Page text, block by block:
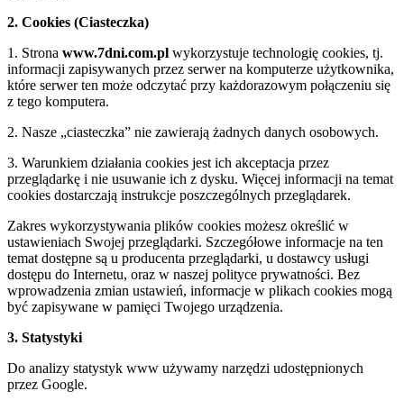
2. Cookies (Ciasteczka)
1. Strona www.7dni.com.pl wykorzystuje technologię cookies, tj.
informacji zapisywanych przez serwer na komputerze użytkownika,
które serwer ten może odczytać przy każdorazowym połączeniu się
z tego komputera.
2. Nasze „ciasteczka” nie zawierają żadnych danych osobowych.
3. Warunkiem działania cookies jest ich akceptacja przez
przeglądarkę i nie usuwanie ich z dysku. Więcej informacji na temat
cookies dostarczają instrukcje poszczególnych przeglądarek.
Zakres wykorzystywania plików cookies możesz określić w
ustawieniach Swojej przeglądarki. Szczegółowe informacje na ten
temat dostępne są u producenta przeglądarki, u dostawcy usługi
dostępu do Internetu, oraz w naszej polityce prywatności. Bez
wprowadzenia zmian ustawień, informacje w plikach cookies mogą
być zapisywane w pamięci Twojego urządzenia.
3. Statystyki
Do analizy statystyk www używamy narzędzi udostępnionych
przez Google.